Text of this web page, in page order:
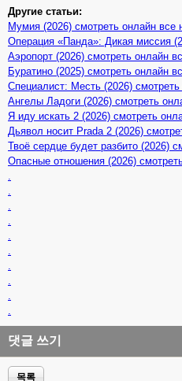
Другие статьи:
Мумия (2026) смотреть онлайн все
Операция «Панда»: Дикая миссия
Аэропорт (2026) смотреть онлайн
Буратино (2025) смотреть онлайн
Специалист: Месть (2026) смотреть
Ангелы Ладоги (2026) смотреть
Я иду искать 2 (2026) смотреть
Дьявол носит Prada 2 (2026)
Твоё сердце будет разбито (2026)
Опасные отношения (2026)
댓글 쓰기
목록